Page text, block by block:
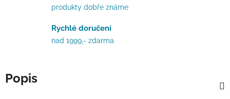
produkty dobře známe
Rychlé doručení
nad 1999,- zdarma
Popis